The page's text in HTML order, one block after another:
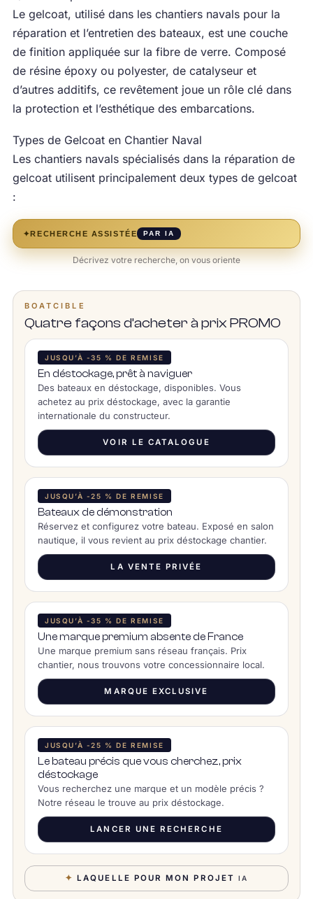
Le gelcoat, utilisé dans les chantiers navals pour la
réparation et l’entretien des bateaux, est une couche
de finition appliquée sur la fibre de verre. Composé
de résine époxy ou polyester, de catalyseur et
d’autres additifs, ce revêtement joue un rôle clé dans
la protection et l’esthétique des embarcations.
Types de Gelcoat en Chantier Naval
Les chantiers navals spécialisés dans la réparation de
gelcoat utilisent principalement deux types de gelcoat
:
✦RECHERCHE ASSISTÉE PAR IA
Décrivez votre recherche, on vous oriente
BOATCIBLE
Quatre façons d’acheter à prix PROMO
JUSQU’À -35 % DE REMISE
En déstockage, prêt à naviguer
Des bateaux en déstockage, disponibles. Vous
achetez au prix déstockage, avec la garantie
internationale du constructeur.
VOIR LE CATALOGUE
JUSQU’À -25 % DE REMISE
Bateaux de démonstration
Réservez et configurez votre bateau. Exposé en salon
nautique, il vous revient au prix déstockage chantier.
LA VENTE PRIVÉE
JUSQU’À -35 % DE REMISE
Une marque premium absente de France
Une marque premium sans réseau français. Prix
chantier, nous trouvons votre concessionnaire local.
MARQUE EXCLUSIVE
JUSQU’À -25 % DE REMISE
Le bateau précis que vous cherchez, prix
déstockage
Vous recherchez une marque et un modèle précis ?
Notre réseau le trouve au prix déstockage.
LANCER UNE RECHERCHE
✦ LAQUELLE POUR MON PROJET IA